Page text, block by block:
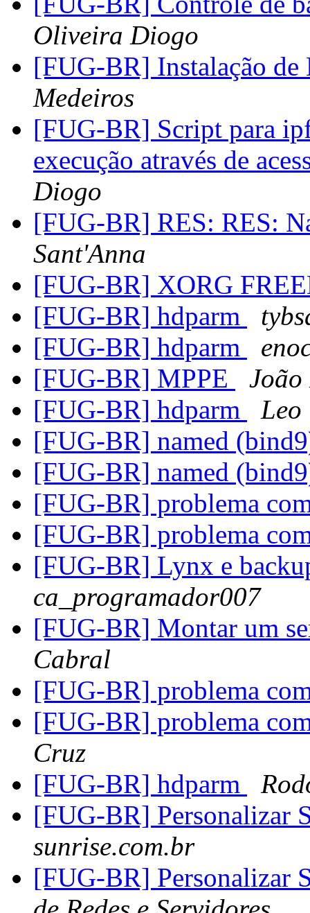
Oliveira Diogo
[FUG-BR] Instalação
Medeiros
[FUG-BR] Script para
execução através de
Diogo
[FUG-BR] RES: RES:
Sant'Anna
[FUG-BR] XORG
[FUG-BR] hdparm
[FUG-BR] hdparm
[FUG-BR] MPPE
João
[FUG-BR] hdparm
Leo
[FUG-BR] named
[FUG-BR] named
[FUG-BR] problema
[FUG-BR] problema
[FUG-BR] Lynx e
ca_programador007
[FUG-BR] Montar um
Cabral
[FUG-BR] problema
[FUG-BR] problema
Cruz
[FUG-BR] hdparm
[FUG-BR] Personalizar
sunrise.com.br
[FUG-BR] Personalizar